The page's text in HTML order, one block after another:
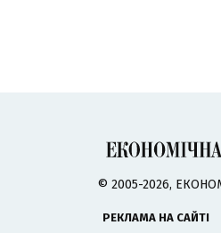
© 2005-2026,
РЕКЛАМА НА САЙТІ